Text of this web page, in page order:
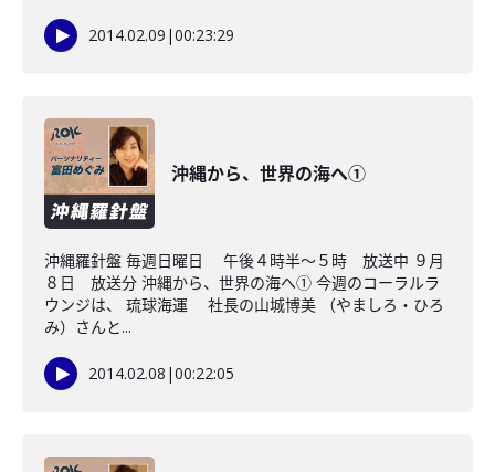
2014.02.09 |00:23:29
沖縄から、世界の海へ①
沖縄羅針盤 毎週日曜日 午後４時半～５時 放送中 ９月
８日 放送分 沖縄から、世界の海へ① 今週のコーラルラ
ウンジは、 琉球海運 社長の山城博美 （やましろ・ひろ
み）さんと...
2014.02.08 |00:22:05